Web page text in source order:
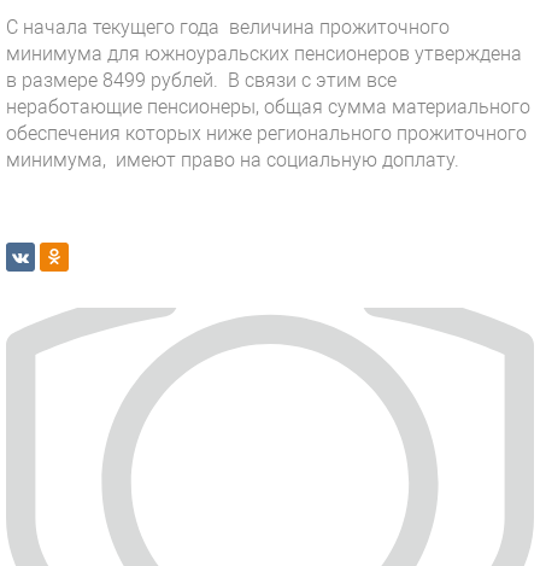
С начала текущего года величина прожиточного
минимума для южноуральских пенсионеров утверждена
в размере 8499 рублей. В связи с этим все
неработающие пенсионеры, общая сумма материального
обеспечения которых ниже регионального прожиточного
минимума, имеют право на социальную доплату.